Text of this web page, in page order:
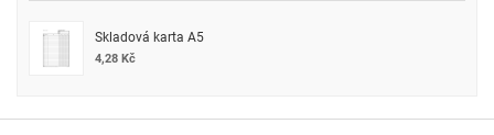
Skladová karta A5
4,28 Kč